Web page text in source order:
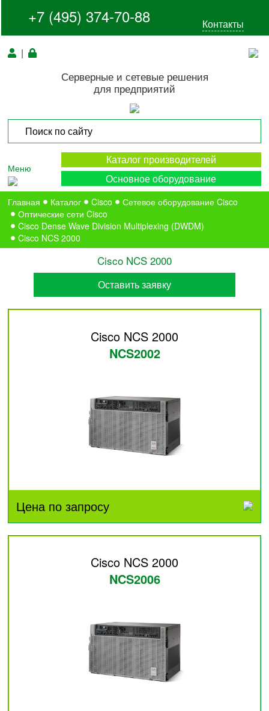
+7 (495) 374-70-88 Контакты
|
Серверные и сетевые решения
для предприятий
Меню
Каталог производителей
Основное оборудование
Главная Каталог Cisco
Сетевое оборудование Cisco
Оптические сети Cisco
Cisco Dense Wave Division Multiplexing (DWDM)
Cisco NCS 2000
Cisco NCS 2000
Оставить заявку
Cisco NCS 2000
NCS2002
Цена по запросу
Cisco NCS 2000
NCS2006